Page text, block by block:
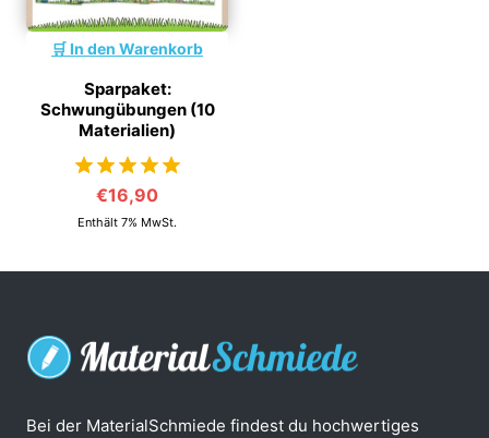
In den Warenkorb
Sparpaket:
Schwungübungen (10
Materialien)
von 5
€16,90
Enthält 7% MwSt.
Bei der MaterialSchmiede findest du hochwertiges